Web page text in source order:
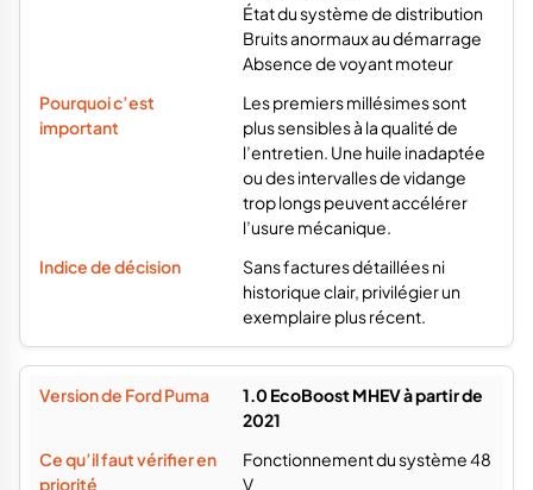
État du système de distribution
Bruits anormaux au démarrage
Absence de voyant moteur
Les premiers millésimes sont
plus sensibles à la qualité de
l’entretien. Une huile inadaptée
ou des intervalles de vidange
trop longs peuvent accélérer
l’usure mécanique.
Sans factures détaillées ni
historique clair, privilégier un
exemplaire plus récent.
1.0 EcoBoost MHEV à partir de
2021
Fonctionnement du système 48
V